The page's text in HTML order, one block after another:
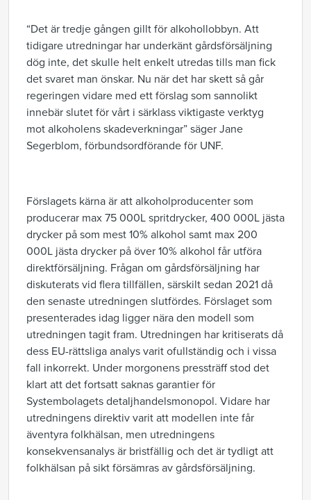
“Det är tredje gången gillt för alkohollobbyn. Att
tidigare utredningar har underkänt gårdsförsäljning
dög inte, det skulle helt enkelt utredas tills man fick
det svaret man önskar. Nu när det har skett så går
regeringen vidare med ett förslag som sannolikt
innebär slutet för vårt i särklass viktigaste verktyg
mot alkoholens skadeverkningar” säger Jane
Segerblom, förbundsordförande för UNF.
Förslagets kärna är att alkoholproducenter som
producerar max 75 000L spritdrycker, 400 000L jästa
drycker på som mest 10% alkohol samt max 200
000L jästa drycker på över 10% alkohol får utföra
direktförsäljning. Frågan om gårdsförsäljning har
diskuterats vid flera tillfällen, särskilt sedan 2021 då
den senaste utredningen slutfördes. Förslaget som
presenterades idag ligger nära den modell som
utredningen tagit fram. Utredningen har kritiserats då
dess EU-rättsliga analys varit ofullständig och i vissa
fall inkorrekt. Under morgonens pressträff stod det
klart att det fortsatt saknas garantier för
Systembolagets detaljhandelsmonopol. Vidare har
utredningens direktiv varit att modellen inte får
äventyra folkhälsan, men utredningens
konsekvensanalys är bristfällig och det är tydligt att
folkhälsan på sikt försämras av gårdsförsäljning.